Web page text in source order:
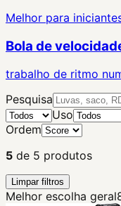
Melhor para
Bola de
trabalho de ritmo
Pesquisa
Uso
Ordem
5 de 5 produtos
Limpar filtros
Melhor escolha geral